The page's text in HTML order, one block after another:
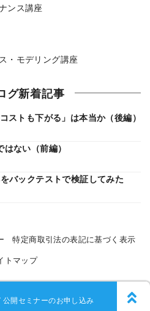
ンス講座
・モデリング講座
グ新着記事
ストも下がる」は本当か（後編）
ない（前編）
バックテストで検証してみた
特定商取引法の表記に基づく表示
トマップ
公開セミナーのお申し込み